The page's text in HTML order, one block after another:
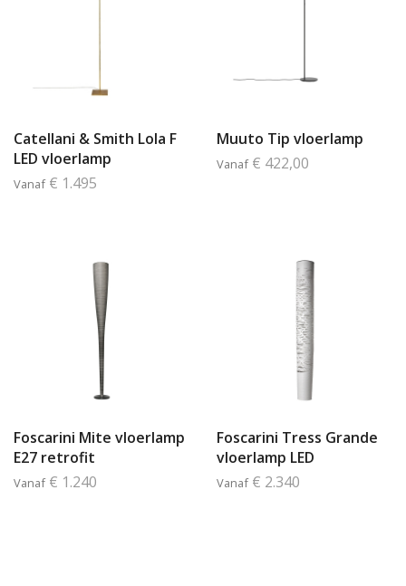
Catellani & Smith Lola F
LED vloerlamp
Vanaf € 1.495
Muuto Tip vloerlamp
Vanaf € 422,00
Foscarini Mite vloerlamp
E27 retrofit
Vanaf € 1.240
Foscarini Tress Grande
vloerlamp LED
Vanaf € 2.340